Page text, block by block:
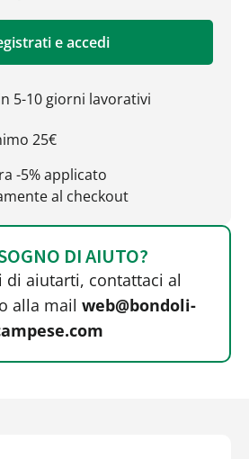
e accedi
5-10 giorni lavorativi
25€
-5% applicato
al checkout
DI AIUTO?
di aiutarti, contattaci al
o alla mail web@bondoli-